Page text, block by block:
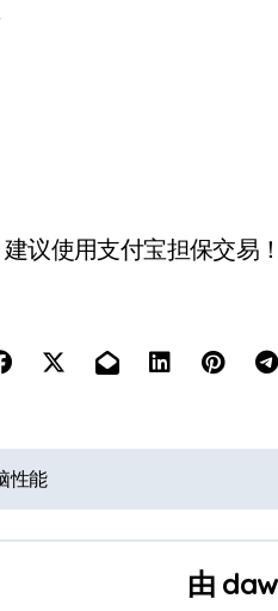
议使用支付宝担保交易！
性能
由